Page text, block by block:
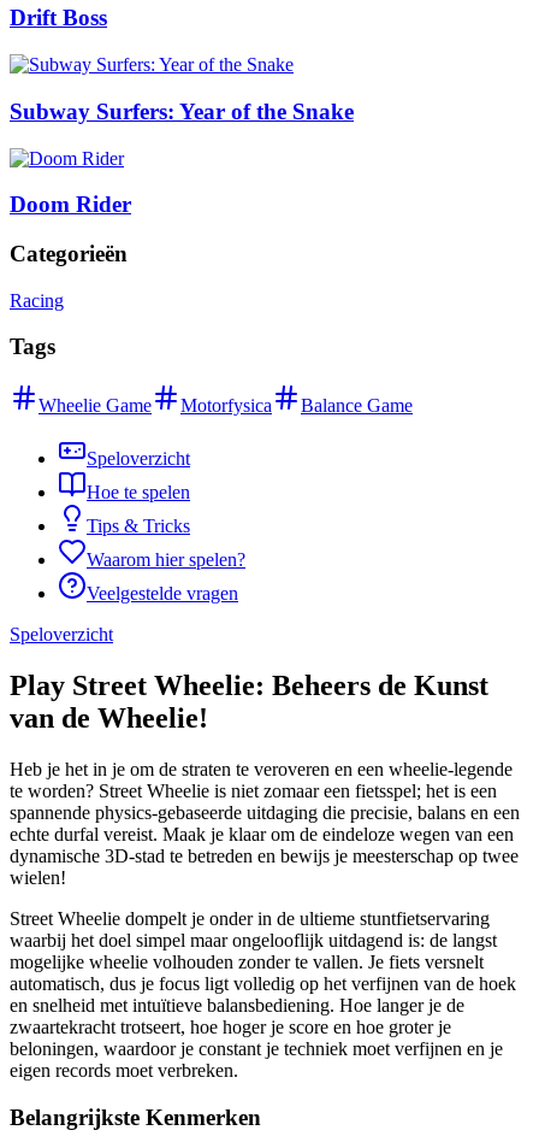
Drift Boss
Subway Surfers: Year of the Snake
Doom Rider
Categorieën
Racing
Tags
Wheelie Game Motorfysica Balance Game
Speloverzicht
Hoe te spelen
Tips & Tricks
Waarom hier spelen?
Veelgestelde vragen
Speloverzicht
Play Street Wheelie: Beheers de Kunst
van de Wheelie!
Heb je het in je om de straten te veroveren en een wheelie-legende
te worden? Street Wheelie is niet zomaar een fietsspel; het is een
spannende physics-gebaseerde uitdaging die precisie, balans en een
echte durfal vereist. Maak je klaar om de eindeloze wegen van een
dynamische 3D-stad te betreden en bewijs je meesterschap op twee
wielen!
Street Wheelie dompelt je onder in de ultieme stuntfietservaring
waarbij het doel simpel maar ongelooflijk uitdagend is: de langst
mogelijke wheelie volhouden zonder te vallen. Je fiets versnelt
automatisch, dus je focus ligt volledig op het verfijnen van de hoek
en snelheid met intuïtieve balansbediening. Hoe langer je de
zwaartekracht trotseert, hoe hoger je score en hoe groter je
beloningen, waardoor je constant je techniek moet verfijnen en je
eigen records moet verbreken.
Belangrijkste Kenmerken